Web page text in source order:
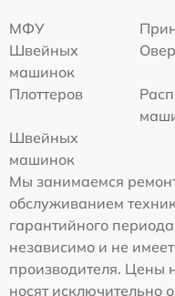
МФУ
Швейных
машинок
Плоттеров
Швейных
машинок
Мы занимаемся
обслуживанием
гарантийного
независимо и не
производителя. Цены
носят исключительно